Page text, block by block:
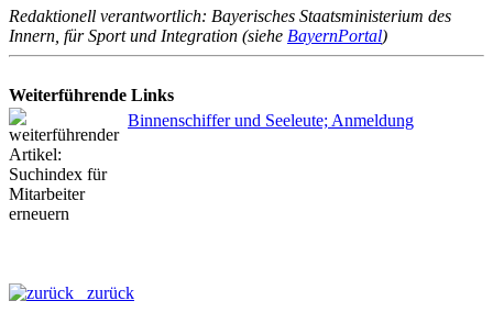
Redaktionell verantwortlich: Bayerisches Staatsministerium des
Innern, für Sport und Integration (siehe BayernPortal)
Weiterführende Links
Binnenschiffer und Seeleute; Anmeldung
zurück